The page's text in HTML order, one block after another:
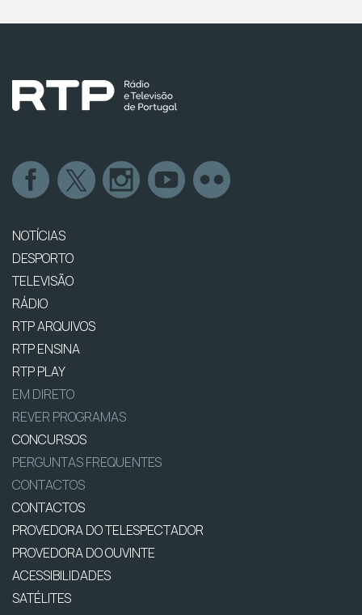
NOTÍCIAS
DESPORTO
TELEVISÃO
RÁDIO
RTP ARQUIVOS
RTP ENSINA
RTP PLAY
EM DIRETO
REVER PROGRAMAS
CONCURSOS
PERGUNTAS FREQUENTES
CONTACTOS
CONTACTOS
PROVEDORA DO TELESPECTADOR
PROVEDORA DO OUVINTE
ACESSIBILIDADES
SATÉLITES